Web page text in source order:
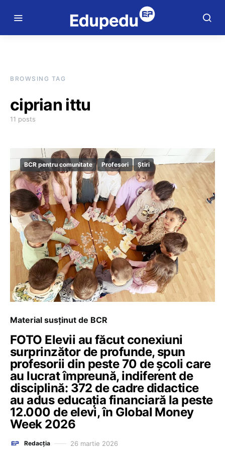
BROWSING TAG
ciprian ittu
11 posts
BCR pentru comunitate Profesori Știri
Material susținut de BCR
FOTO Elevii au făcut conexiuni
surprinzător de profunde, spun
profesorii din peste 70 de școli care
au lucrat împreună, indiferent de
disciplină: 372 de cadre didactice
au adus educația financiară la peste
12.000 de elevi, în Global Money
Week 2026
Redacția 26 martie 2026